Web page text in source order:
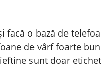
facă o bază de
de vârf foarte
sunt doar